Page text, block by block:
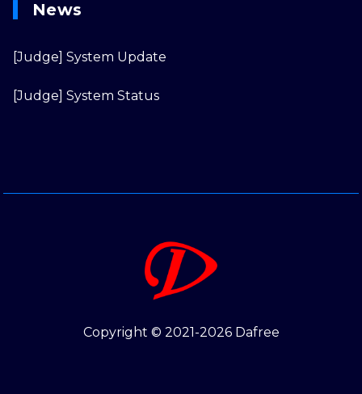
News
[Judge] System Update
[Judge] System Status
Copyright © 2021-2026 Dafree